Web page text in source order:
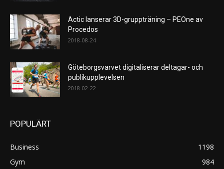
Actic lanserar 3D-gruppträning – PEOne av
Procedos
2018-08-24
Göteborgsvarvet digitaliserar deltagar- och
publikupplevelsen
2018-02-22
POPULÄRT
Business
1198
Gym
984